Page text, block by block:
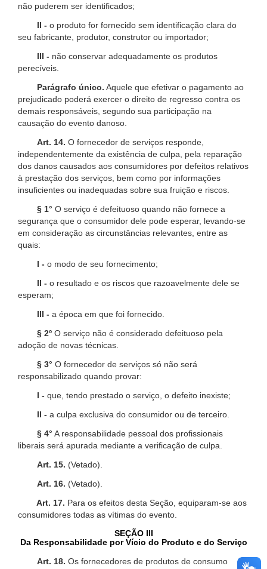
não puderem ser identificados;
II - o produto for fornecido sem identificação clara do
seu fabricante, produtor, construtor ou importador;
III - não conservar adequadamente os produtos
perecíveis.
Parágrafo único. Aquele que efetivar o pagamento ao
prejudicado poderá exercer o direito de regresso contra os
demais responsáveis, segundo sua participação na
causação do evento danoso.
Art. 14. O fornecedor de serviços responde,
independentemente da existência de culpa, pela reparação
dos danos causados aos consumidores por defeitos relativos
à prestação dos serviços, bem como por informações
insuficientes ou inadequadas sobre sua fruição e riscos.
§ 1° O serviço é defeituoso quando não fornece a
segurança que o consumidor dele pode esperar, levando-se
em consideração as circunstâncias relevantes, entre as
quais:
I - o modo de seu fornecimento;
II - o resultado e os riscos que razoavelmente dele se
esperam;
III - a época em que foi fornecido.
§ 2º O serviço não é considerado defeituoso pela
adoção de novas técnicas.
§ 3° O fornecedor de serviços só não será
responsabilizado quando provar:
I - que, tendo prestado o serviço, o defeito inexiste;
II - a culpa exclusiva do consumidor ou de terceiro.
§ 4° A responsabilidade pessoal dos profissionais
liberais será apurada mediante a verificação de culpa.
Art. 15. (Vetado).
Art. 16. (Vetado).
Art. 17. Para os efeitos desta Seção, equiparam-se aos
consumidores todas as vítimas do evento.
SEÇÃO III
Da Responsabilidade por Vício do Produto e do Serviço
Art. 18. Os fornecedores de produtos de consumo